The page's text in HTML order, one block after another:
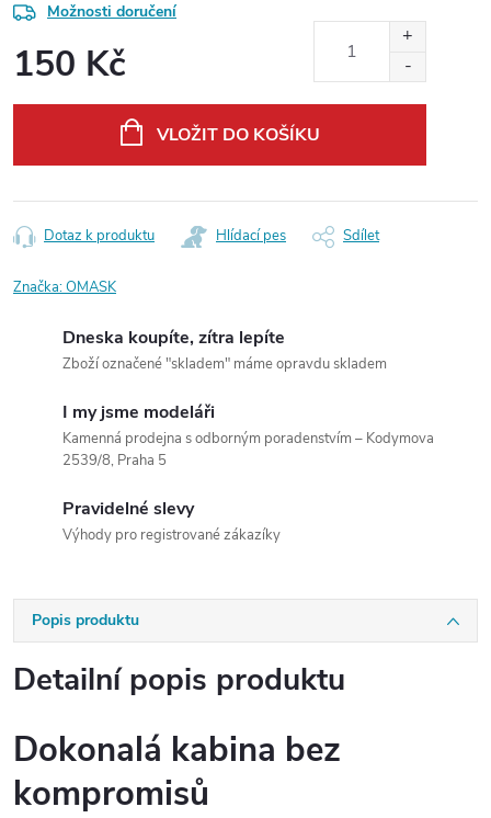
Možnosti doručení
150 Kč
VLOŽIT DO KOŠÍKU
Dotaz k produktu Hlídací pes Sdílet
Značka:OMASK
Dneska koupíte, zítra lepíte
Zboží označené "skladem" máme opravdu skladem
I my jsme modeláři
Kamenná prodejna s odborným poradenstvím – Kodymova
2539/8, Praha 5
Pravidelné slevy
Výhody pro registrované zákazíky
Popis produktu
Detailní popis produktu
Dokonalá kabina bez
kompromisů